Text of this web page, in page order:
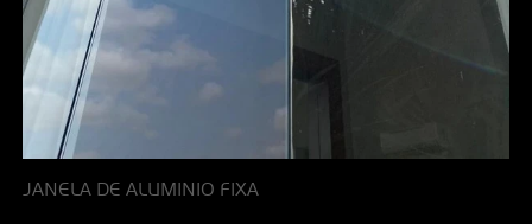
JANELA DE ALUMINIO FIXA